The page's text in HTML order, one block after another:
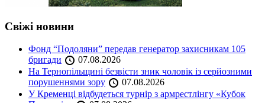
Свіжі новини
Фонд “Подоляни” передав генератор захисникам 105
бригади
07.08.2026
На Тернопільщині безвісти зник чоловік із серйозними
порушеннями зору
07.08.2026
У Кременці відбудеться турнір з армрестлінгу «Кубок